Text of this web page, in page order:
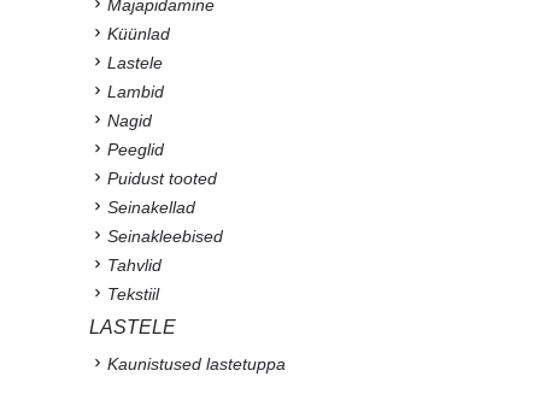
Majapidamine
Küünlad
Lastele
Lambid
Nagid
Peeglid
Puidust tooted
Seinakellad
Seinakleebised
Tahvlid
Tekstiil
LASTELE
Kaunistused lastetuppa